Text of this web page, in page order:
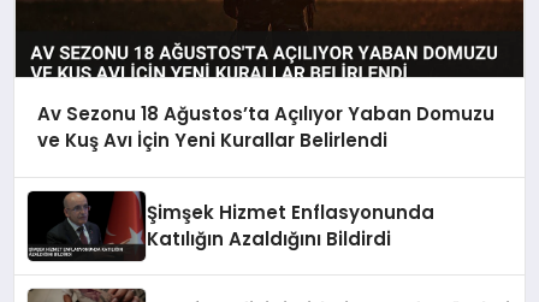
Av Sezonu 18 Ağustos’ta Açılıyor Yaban Domuzu
ve Kuş Avı İçin Yeni Kurallar Belirlendi
Şimşek Hizmet Enflasyonunda
Katılığın Azaldığını Bildirdi